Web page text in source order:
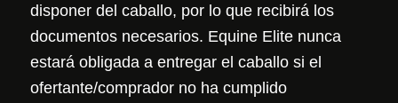
disponer del caballo, por lo que recibirá los
documentos necesarios. Equine Elite nunca
estará obligada a entregar el caballo si el
ofertante/comprador no ha cumplido